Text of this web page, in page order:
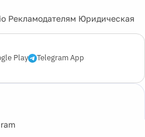
Рекламодателям Юридическая
Play Telegram App